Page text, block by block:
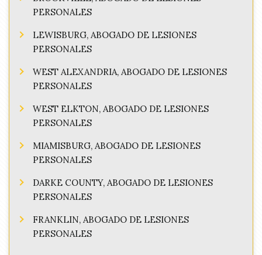
PERSONALES
LEWISBURG, ABOGADO DE LESIONES
PERSONALES
WEST ALEXANDRIA, ABOGADO DE LESIONES
PERSONALES
WEST ELKTON, ABOGADO DE LESIONES
PERSONALES
MIAMISBURG, ABOGADO DE LESIONES
PERSONALES
DARKE COUNTY, ABOGADO DE LESIONES
PERSONALES
FRANKLIN, ABOGADO DE LESIONES
PERSONALES